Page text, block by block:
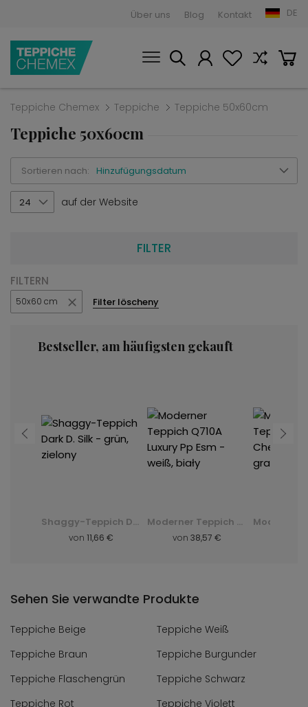
Über uns Blog Kontakt DE
Teppiche Chemex Teppiche Teppiche 50x60cm
Teppiche 50x60cm
Sortieren nach: Hinzufügungsdatum
24 auf der Website
FILTER
FILTERN
50x60 cm Filter löscheny
Bestseller, am häufigsten gekauft
Shaggy-Teppich Dark D. Silk - grün, zielony
von 11,66 €
Moderner Teppich Q710A Luxury Pp Esm - weiß, biały
von 38,57 €
Sehen Sie verwandte Produkte
Teppiche Beige
Teppiche Weiß
Teppiche Braun
Teppiche Burgunder
Teppiche Flaschengrün
Teppiche Schwarz
Teppiche Rot
Teppiche Violett